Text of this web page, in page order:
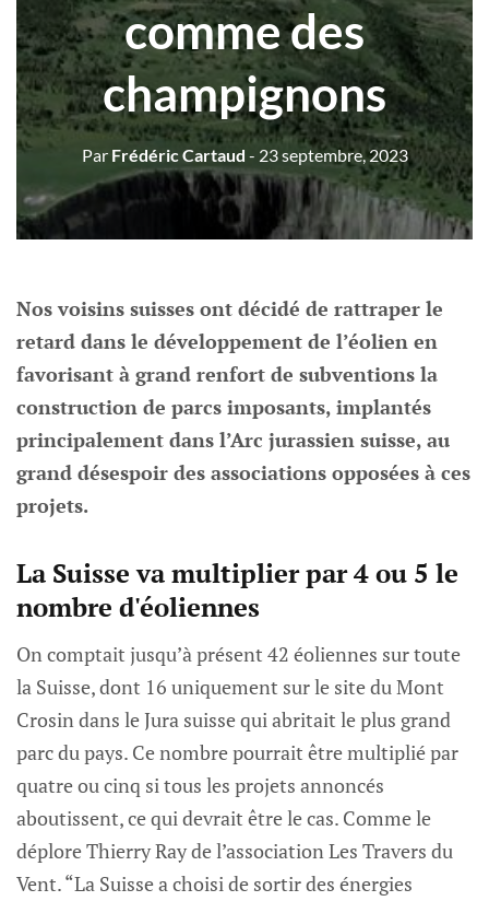
comme des
champignons
ParFrédéric Cartaud - 23 septembre, 2023
Nos voisins suisses ont décidé de rattraper le
retard dans le développement de l’éolien en
favorisant à grand renfort de subventions la
construction de parcs imposants, implantés
principalement dans l’Arc jurassien suisse, au
grand désespoir des associations opposées à ces
projets.
La Suisse va multiplier par 4 ou 5 le
nombre d'éoliennes
On comptait jusqu’à présent 42 éoliennes sur toute
la Suisse, dont 16 uniquement sur le site du Mont
Crosin dans le Jura suisse qui abritait le plus grand
parc du pays. Ce nombre pourrait être multiplié par
quatre ou cinq si tous les projets annoncés
aboutissent, ce qui devrait être le cas. Comme le
déplore Thierry Ray de l’association Les Travers du
Vent. “La Suisse a choisi de sortir des énergies